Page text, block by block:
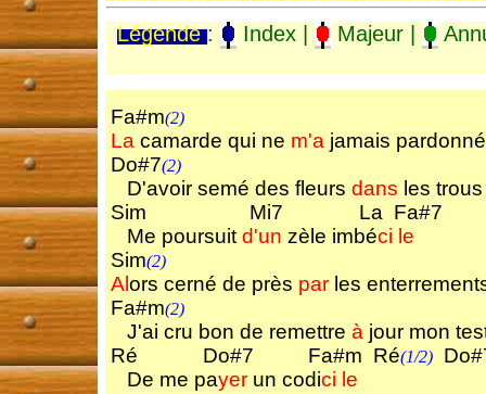
Légende: Index | Majeur |
Fa#m(2)
La camarde qui ne m'a jamais pardonné
Do#7(2)
D'avoir semé des fleurs dans les
Sim Mi7 La Fa#7
Me poursuit d'un zèle imbéci le
Sim(2)
Al ors cerné de près par les
Fa#m(2)
J'ai cru bon de remettre à jour mon
Ré Do#7 Fa#m Ré(1/2)
De me payer un codici le